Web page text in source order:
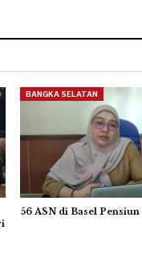
BANGKA SELATAN
56 ASN di Basel Pensiun